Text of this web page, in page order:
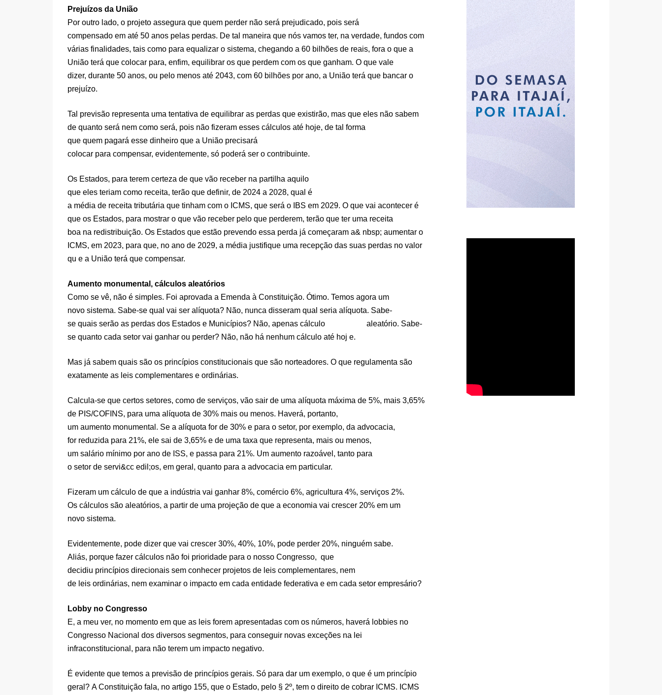
Prejuízos da União
Por outro lado, o projeto assegura que quem perder não será prejudicado, pois será
compensado em até 50 anos pelas perdas. De tal maneira que nós vamos ter, na verdade, fundos com
várias finalidades, tais como para equalizar o sistema, chegando a 60 bilhões de reais, fora o que a
União terá que colocar para, enfim, equilibrar os que perdem com os que ganham. O que vale
dizer, durante 50 anos, ou pelo menos até 2043, com 60 bilhões por ano, a União terá que bancar o
prejuízo.
Tal previsão representa uma tentativa de equilibrar as perdas que existirão, mas que eles não sabem
de quanto será nem como será, pois não fizeram esses cálculos até hoje, de tal forma
que quem pagará esse dinheiro que a União precisará
colocar para compensar, evidentemente, só poderá ser o contribuinte.
Os Estados, para terem certeza de que vão receber na partilha aquilo
que eles teriam como receita, terão que definir, de 2024 a 2028, qual é
a média de receita tributária que tinham com o ICMS, que será o IBS em 2029. O que vai acontecer é
que os Estados, para mostrar o que vão receber pelo que perderem, terão que ter uma receita
boa na redistribuição. Os Estados que estão prevendo essa perda já começaram a& nbsp; aumentar o
ICMS, em 2023, para que, no ano de 2029, a média justifique uma recepção das suas perdas no valor
qu e a União terá que compensar.
Aumento monumental, cálculos aleatórios
Como se vê, não é simples. Foi aprovada a Emenda à Constituição. Ótimo. Temos agora um
novo sistema. Sabe-se qual vai ser alíquota? Não, nunca disseram qual seria alíquota. Sabe-
se quais serão as perdas dos Estados e Municípios? Não, apenas cálculo aleatório. Sabe-
se quanto cada setor vai ganhar ou perder? Não, não há nenhum cálculo até hoj e.
Mas já sabem quais são os princípios constitucionais que são norteadores. O que regulamenta são
exatamente as leis complementares e ordinárias.
Calcula-se que certos setores, como de serviços, vão sair de uma alíquota máxima de 5%, mais 3,65%
de PIS/COFINS, para uma alíquota de 30% mais ou menos. Haverá, portanto,
um aumento monumental. Se a alíquota for de 30% e para o setor, por exemplo, da advocacia,
for reduzida para 21%, ele sai de 3,65% e de uma taxa que representa, mais ou menos,
um salário mínimo por ano de ISS, e passa para 21%. Um aumento razoável, tanto para
o setor de servi&cc edil;os, em geral, quanto para a advocacia em particular.
Fizeram um cálculo de que a indústria vai ganhar 8%, comércio 6%, agricultura 4%, serviços 2%.
Os cálculos são aleatórios, a partir de uma projeção de que a economia vai crescer 20% em um
novo sistema.
Evidentemente, pode dizer que vai crescer 30%, 40%, 10%, pode perder 20%, ninguém sabe.
Aliás, porque fazer cálculos não foi prioridade para o nosso Congresso, que
decidiu princípios direcionais sem conhecer projetos de leis complementares, nem
de leis ordinárias, nem examinar o impacto em cada entidade federativa e em cada setor empresário?
Lobby no Congresso
E, a meu ver, no momento em que as leis forem apresentadas com os números, haverá lobbies no
Congresso Nacional dos diversos segmentos, para conseguir novas exceções na lei
infraconstitucional, para não terem um impacto negativo.
É evidente que temos a previsão de princípios gerais. Só para dar um exemplo, o que é um princípio
geral? A Constituição fala, no artigo 155, que o Estado, pelo § 2º, tem o direito de cobrar ICMS. ICMS